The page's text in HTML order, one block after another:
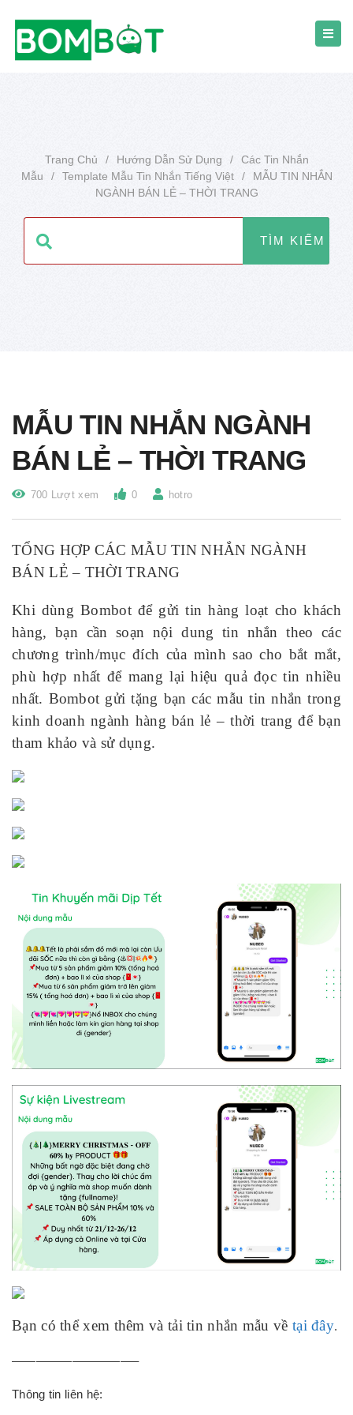
Trang Chủ / Hướng Dẫn Sử Dụng /
Các Tin Nhắn
Mẫu
/ Template Mẫu Tin Nhắn Tiếng Việt /
MẪU TIN NHẮN
NGÀNH BÁN LẺ – THỜI TRANG
MẪU TIN NHẮN NGÀNH
BÁN LẺ – THỜI TRANG
700 Lượt xem 0 hotro
TỔNG HỢP CÁC MẪU TIN NHẮN NGÀNH
BÁN LẺ – THỜI TRANG
Khi dùng Bombot để gửi tin hàng loạt cho khách
hàng, bạn cần soạn nội dung tin nhắn theo các
chương trình/mục đích của mình sao cho bắt mắt,
phù hợp nhất để mang lại hiệu quả đọc tin nhiều
nhất. Bombot gửi tặng bạn các mẫu tin nhắn trong
kinh doanh ngành hàng bán lẻ – thời trang để bạn
tham khảo và sử dụng.
Bạn có thể xem thêm và tải tin nhắn mẫu về tại đây.
——————————–
Thông tin liên hệ: